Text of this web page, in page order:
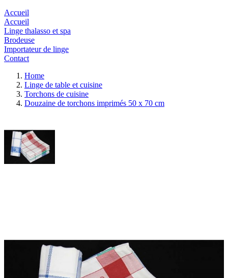
Accueil
Accueil
Linge thalasso et spa
Brodeuse
Importateur de linge
Contact
Home
Linge de table et cuisine
Torchons de cuisine
Douzaine de torchons imprimés 50 x 70 cm